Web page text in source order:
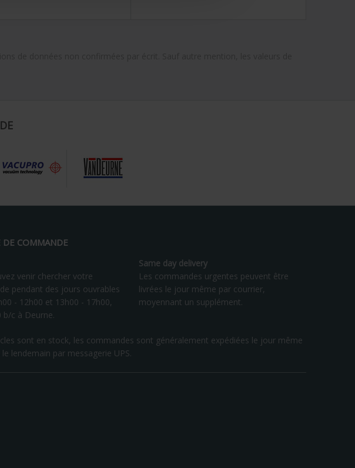
DE COMMANDE
venir chercher votre
pendant des jours ouvrables
- 12h00 et 13h00 - 17h00,
b/c à Deurne.
Same day delivery
Les commandes urgentes peuvent être
livrées le jour même par courrier,
moyennant un supplément.
sont en stock, les commandes sont généralement expédiées le jour même
lendemain par messagerie UPS.